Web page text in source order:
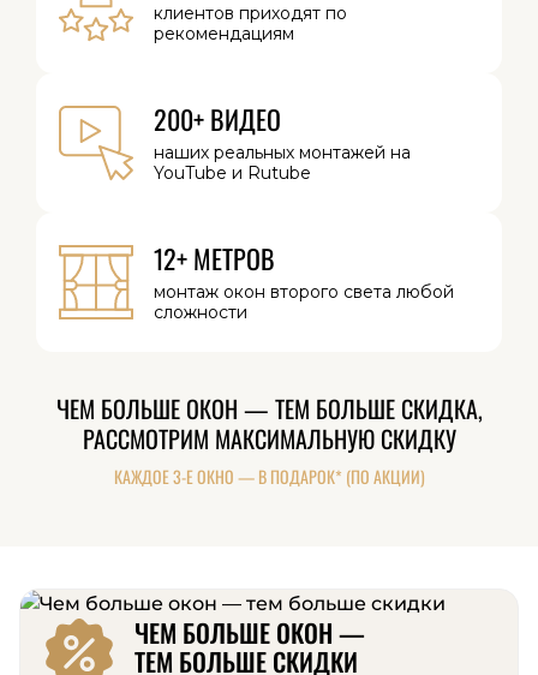
клиентов приходят по
рекомендациям
200+ ВИДЕО
наших реальных монтажей на
YouTube и Rutube
12+ МЕТРОВ
монтаж окон второго света любой
сложности
ЧЕМ БОЛЬШЕ ОКОН — ТЕМ БОЛЬШЕ СКИДКА,
РАССМОТРИМ МАКСИМАЛЬНУЮ СКИДКУ
КАЖДОЕ 3-Е ОКНО — В ПОДАРОК* (ПО АКЦИИ)
ЧЕМ БОЛЬШЕ ОКОН —
ТЕМ БОЛЬШЕ СКИДКИ